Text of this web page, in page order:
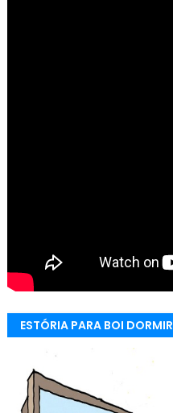
ESTÓRIA PARA BOI DORMIR